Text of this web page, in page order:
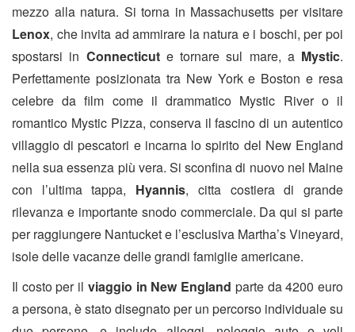
mezzo alla natura. Si torna in Massachusetts per visitare
Lenox, che invita ad ammirare la natura e i boschi, per poi
spostarsi in Connecticute tornare sul mare, a Mystic.
Perfettamente posizionata tra New York e Boston e resa
celebre da film come il drammatico Mystic River o il
romantico Mystic Pizza, conserva il fascino di un autentico
villaggio di pescatori e incarna lo spirito del New England
nella sua essenza più vera. Si sconfina di nuovo nel Maine
con l’ultima tappa,
Hyannis, citta costiera di grande
rilevanza e importante snodo commerciale. Da qui si parte
per raggiungere Nantucket e l’esclusiva Martha’s Vineyard,
isole delle vacanze delle grandi famiglie americane.
Il costo per il viaggio in New England parte da 4200 euro
a persona, è stato disegnato per un percorso individuale su